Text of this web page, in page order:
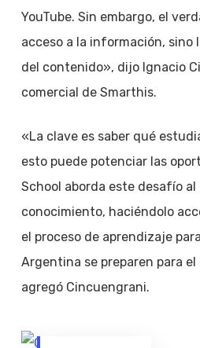
YouTube. Sin embargo, el
acceso a la información, sino
del contenido», dijo Ignacio
comercial de Smarthis.
«La clave es saber qué
esto puede potenciar las
School aborda este desafío
conocimiento, haciéndolo
el proceso de aprendizaje
Argentina se preparen para
agregó Cincuengrani.